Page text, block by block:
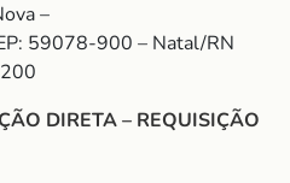
–
59078-900 – Natal/RN
DIRETA – REQUISIÇÃO